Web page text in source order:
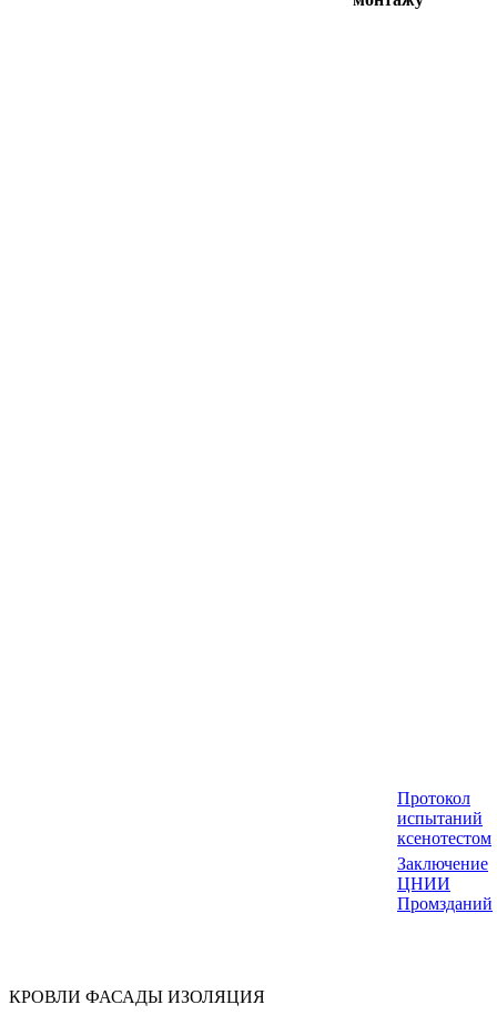
Протокол
испытаний
ксенотестом
Заключение
ЦНИИ
Промзданий
КРОВЛИ ФАСАДЫ ИЗОЛЯЦИЯ